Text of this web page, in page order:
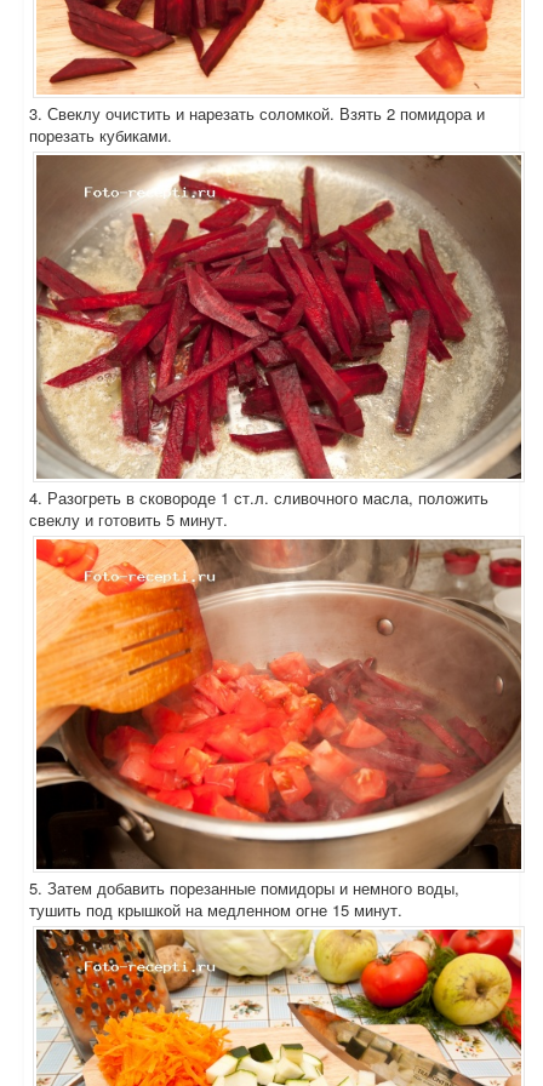
3. Свеклу очистить и нарезать соломкой. Взять 2 помидора и
порезать кубиками.
4. Разогреть в сковороде 1 ст.л. сливочного масла, положить
свеклу и готовить 5 минут.
5. Затем добавить порезанные помидоры и немного воды,
тушить под крышкой на медленном огне 15 минут.